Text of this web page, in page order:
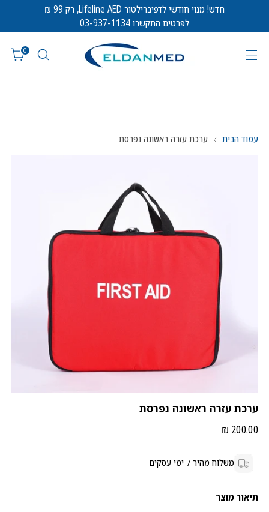
חדש! מנוי חודשי לדפיברילטור Lifeline AED, רק 99 ₪
לפרטים התקשרו 03-937-1134
0
עמוד הבית ערכת עזרה ראשונה נפרסת
ערכת עזרה ראשונה נפרסת
מחיר
200.00 ₪
משלוח מהיר 7 ימי עסקים
תיאור מוצר